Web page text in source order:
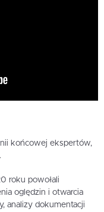
końcowej ekspertów,
roku powołali
oględzin i otwarcia
analizy dokumentacji